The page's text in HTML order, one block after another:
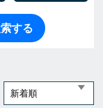
する